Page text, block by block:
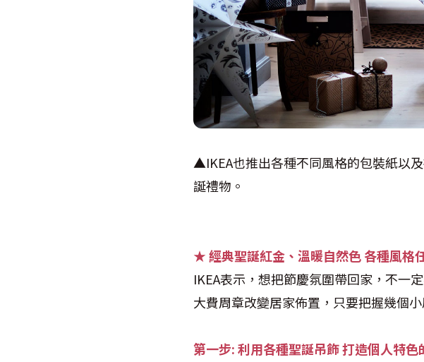
▲IKEA也推出各種不同風格的包裝紙以
誕禮物。
★ 經典聖誕紅金、溫暖自然色 各種風格
IKEA表示，想把節慶氛圍帶回家，不一
大費周章改變居家佈置，只要把握幾個
第一步:利用各種聖誕吊飾打造個人特色